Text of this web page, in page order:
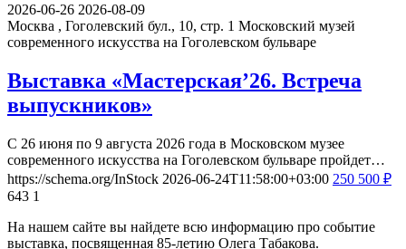
2026-06-26 2026-08-09
Москва , Гоголевский бул., 10, стр. 1 Московский музей
современного искусства на Гоголевском бульваре
Выставка «Мастерская’26. Встреча
выпускников»
С 26 июня по 9 августа 2026 года в Московском музее
современного искусства на Гоголевском бульваре пройдет…
https://schema.org/InStock 2026-06-24T11:58:00+03:00 250 500 ₽
643 1
На нашем сайте вы найдете всю информацию про событие
выставка, посвященная 85-летию Олега Табакова.